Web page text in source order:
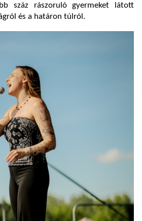
száz rászoruló gyermeket látott
és a határon túlról.